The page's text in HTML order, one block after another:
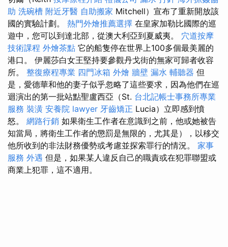
助 洗碗槽 附近牙醫 自助搬家 Mitchell）宣布了重新開放該
國的實驗計劃。 熱門外燴推薦選擇 在皇家加勒比國際的巡
遊中，您可以到達北部，從澳大利亞到夏威夷。 穴道按摩
技術課程 外燴茶點 它的船隻停在世界上100多個最美麗的
港口。 伊麗莎白女王堅持要參觀丹戈街的無家可歸者收容
所。 整復療程專業 四門冰箱 外燴 牆壁 漏水 輔聽器 但
是，愛德華和他的妻子似乎忽略了這些要求，因為他們在巡
迴演出的第一批站點聖盧西亞（St. 台北記帳士事務所專業
服務 裝潢 安養院 lawyer 牙齒矯正 Lucia）立即感到憤
怒。 網路行銷 如果衛生工作者在意識到之前，他或她被告
知當局，將衛生工作者的懲罰是無限的，尤其是），以移交
他所收到的非法財務優勢或考慮並探索罪行的情況。 家事
服務 外遇 但是，如果某人違反自己的職責或在犯罪聯盟或
商業上犯罪，這不適用。